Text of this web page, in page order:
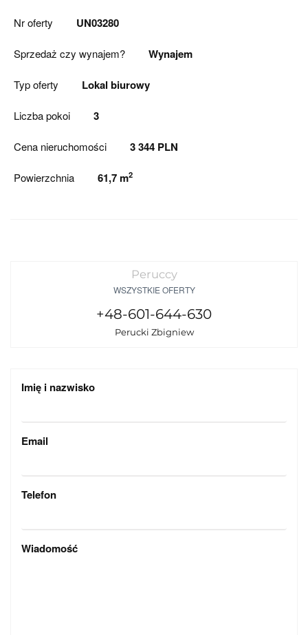
Nr oferty UN03280
Sprzedaż czy wynajem? Wynajem
Typ oferty Lokal biurowy
Liczba pokoi 3
Cena nieruchomości 3 344 PLN
Powierzchnia 61,7 m2
Peruccy
WSZYSTKIE OFERTY
+48-601-644-630
Perucki Zbigniew
Imię i nazwisko
Email
Telefon
Wiadomość